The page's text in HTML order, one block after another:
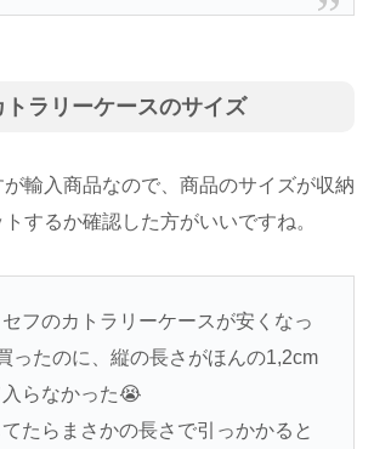
ラリーケースのサイズ
輸入商品なので、商品のサイズが収納
するか確認した方がいいですね。
フのカトラリーケースが安くなっ
ったのに、縦の長さがほんの1,2cm
入らなかった😭
たらまさかの長さで引っかかると